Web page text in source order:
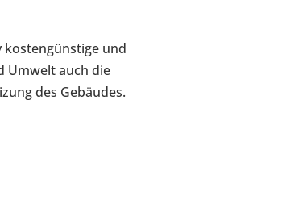
und
Umwelt auch die
des Gebäu­des.